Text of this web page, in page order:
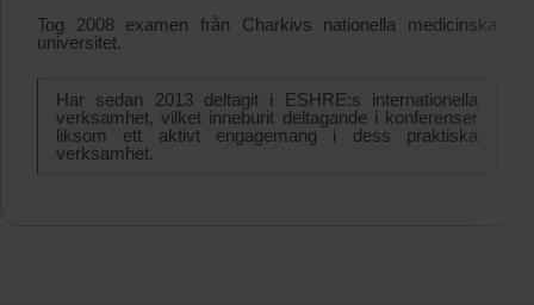
Tog 2008 examen från Charkivs nationella medicinska
universitet.
Har sedan 2013 deltagit i ESHRE:s internationella
verksamhet, vilket inneburit deltagande i konferenser
liksom ett aktivt engagemang i dess praktiska
verksamhet.